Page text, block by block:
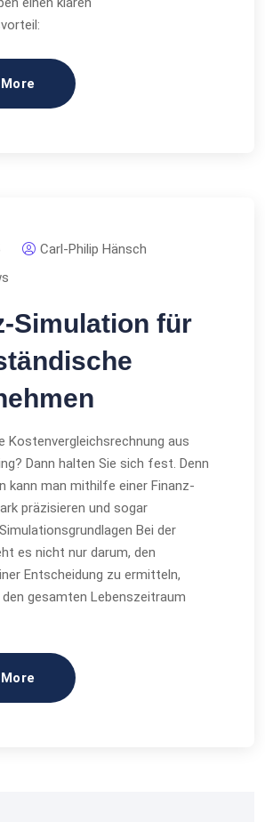
Carl-Philip Hänsch
Simulation für
Kostenvergleichsrechnung aus
Dann halten Sie sich fest. Denn
kann man mithilfe einer Finanz-
präzisieren und sogar
Bei der
es nicht nur darum, den
Entscheidung zu ermitteln,
gesamten Lebenszeitraum